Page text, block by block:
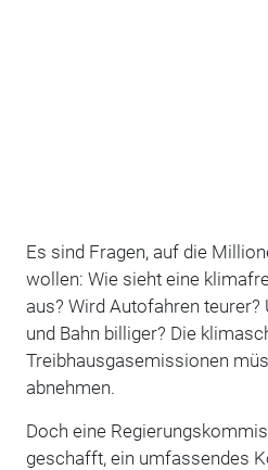
Es sind Fragen, auf die
wollen: Wie sieht eine
aus? Wird Autofahren teurer?
und Bahn billiger? Die
Treibhausgasemissionen
abnehmen.
Doch eine
geschafft, ein umfassendes